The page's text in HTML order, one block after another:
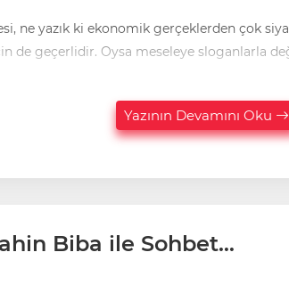
ne yazık ki ekonomik gerçeklerden çok
güncellemesi de bunlardan biri. Aynı durum BURULAŞ için de
Yazının Devamını Oku
Biba ile Sohbet…